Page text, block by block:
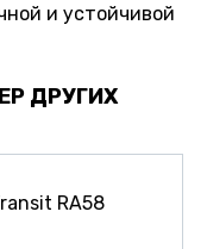
и устойчивой
ДРУГИХ
RA58